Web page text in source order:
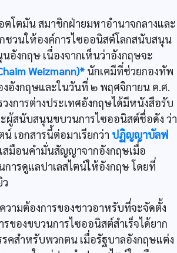
โตมัน สมาชิกฝ่ายมหาอำนาจกลางและ
วนให้องค์การไซออนิสต์โลกสนับสนุน
อังกฤษ เนื่องจากเห็นว่าอังกฤษจะ
Weizmann)* นักเคมีที่ช่วยกองทัพ
งอังกฤษและในวันที่ ๒ พฤศจิกายน ค.ศ.
งการต่างประเทศอังกฤษได้มีหนังสือรับ
ะผู้สนับสนุนขบวนการไซออนิสต์ชื่อดัง ว่า
เอกสารนี้ต่อมาเรียกว่า ปฏิญญาบัลฟ
สมือนคำมั่นสัญญาจากอังกฤษเมื่อ
ารดูแลปาเลสไตน์ให้อังกฤษ โดยที่
วามต้องการของชาวอาหรับที่จะจัดตั้ง
ของขบวนการไซออนิสต์สำเร็จได้ยาก
คสำหรับพวกตน เมื่อรัฐบาลอังกฤษแต่ง